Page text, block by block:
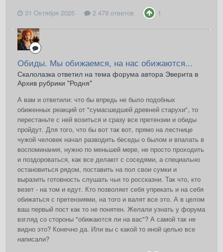
31 Октября 2025
2 479 ответов 1
Обиды. Мы обижаемся, на нас обижаются...
Скалолазка ответил на тема форума автора Эверита в
Архив рубрики "Родня"
А вам и ответили: что бы впредь не было подобных
обиженных реакций от "сумасшедшей древней старухи", то
перестаньте с ней возиться и сразу все претензии и обиды
пройдут. Для того, что бы вот так вот, прямо на лестнице
чужой человек начал разводить беседы о былом и впалать в
воспоминания, нужно по меньшей мере, не просто проходить
и поздороваться, как все делают с соседями, а специально
остановиться рядом, поставить на пол свои сумки и
выразить готовность слушать чьи то россказни. Так что, кто
везет - на том и едут. Кто позволяет себя упрекать и на себя
обижаться с претензиями, на того и валят все это. А в целом
ваш первый пост как то не понятен. Желали узнать у форума
взгляд со стороны "обижаются ли на вас"? А самой так не
видно это? Конечно да. Или вы с какой то иной целью все
написали?